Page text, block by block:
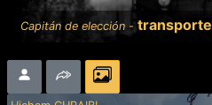
Capitán de elección - transporte